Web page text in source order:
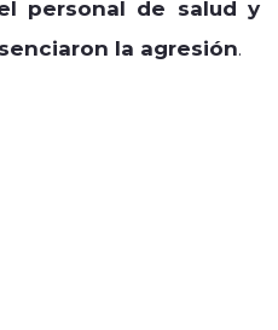
personal de salud y
la agresión.